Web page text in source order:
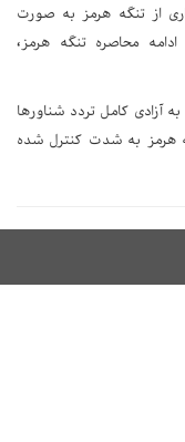
از تنگه هرمز به صورت
محاصره تنگه هرمز،
آزادی کامل تردد شناورها
هرمز به شدت کنترل شده